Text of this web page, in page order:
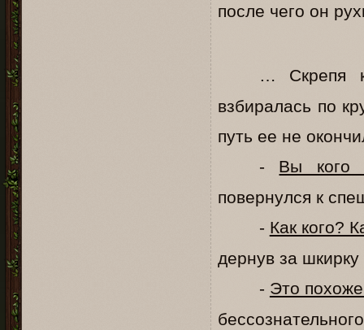
после чего он
… Скрепя
взбиралась по
путь ее не
- Вы кого
повернулся к
- Как кого?
дернув за
- Это